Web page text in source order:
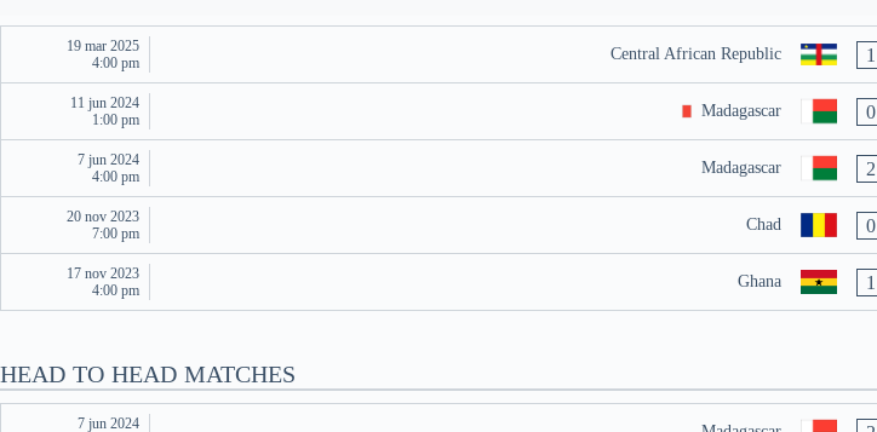
19 mar 2025
4:00 pm
Central African Republic 1
11 jun 2024
1:00 pm
Madagascar 0
7 jun 2024
4:00 pm
Madagascar 2
20 nov 2023
7:00 pm
Chad 0
17 nov 2023
4:00 pm
Ghana 1
HEAD TO HEAD MATCHES
7 jun 2024